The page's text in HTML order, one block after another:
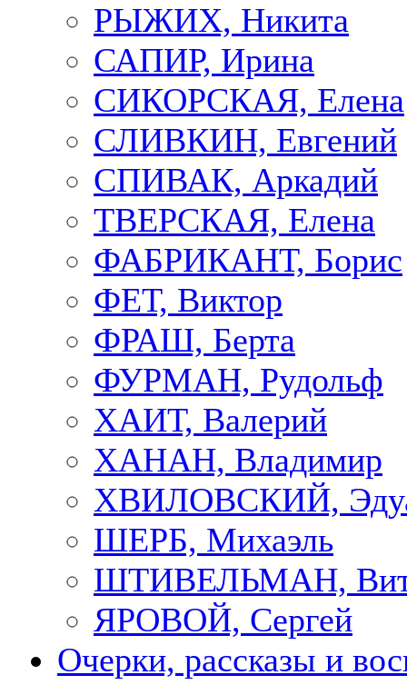
РЫЖИХ, Никита
САПИР, Ирина
СИКОРСКАЯ, Елена
СЛИВКИН, Евгений
СПИВАК, Аркадий
ТВЕРСКАЯ, Елена
ФАБРИКАНТ, Борис
ФЕТ, Виктор
ФРАШ, Берта
ФУРМАН, Рудольф
ХАИТ, Валерий
ХАНАН, Владимир
ХВИЛОВСКИЙ,
ШЕРБ, Михаэль
ШТИВЕЛЬМАН,
ЯРОВОЙ, Сергей
Очерки, рассказы и